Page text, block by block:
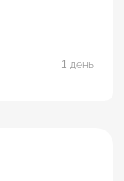
1 день